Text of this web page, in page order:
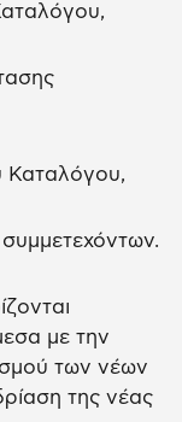
Καταλόγου,
με την
των νέων
της νέας